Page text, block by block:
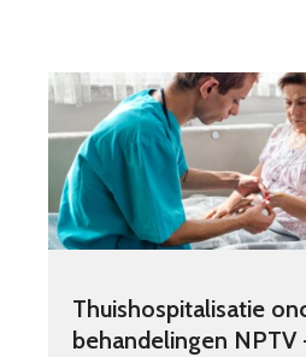
Thuishospitalisatie
behandelingen NPTV
Aanmelden